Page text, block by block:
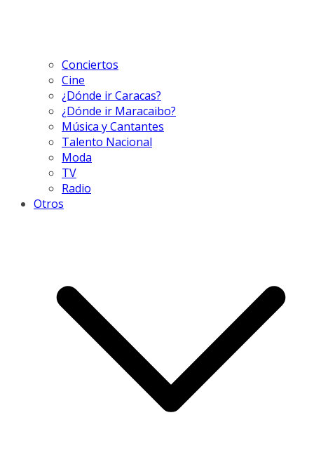
Conciertos
Cine
¿Dónde ir Caracas?
¿Dónde ir Maracaibo?
Música y Cantantes
Talento Nacional
Moda
TV
Radio
Otros